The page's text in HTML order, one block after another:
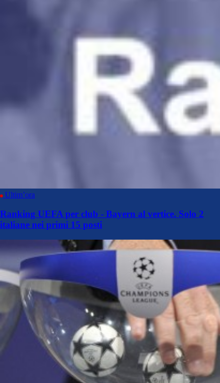
Ultim’ora
Ranking UEFA per club - Bayern al vertice. Solo 2
italiane nei primi 15 posti